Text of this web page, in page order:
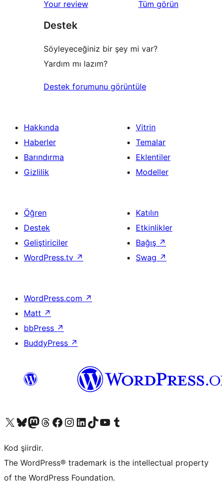
Your review Tüm değerlendirmeleri
görün
Destek
Söyleyeceğiniz bir şey mi var?
Yardım mı lazım?
Destek forumunu görüntüle
Hakkında
Haberler
Barındırma
Gizlilik
Vitrin
Temalar
Eklentiler
Modeller
Öğren
Destek
Geliştiriciler
WordPress.tv ↗
Katılın
Etkinlikler
Bağış ↗
Swag ↗
WordPress.com ↗
Matt ↗
bbPress ↗
BuddyPress ↗
X (eski Twitter) hesabımıza bakın
Bluesky hesabımızı ziyaret edinMastodon hesabımızı ziyaret edinThreads hesabımızı ziyaret edinFacebook sayfamızı ziyaret edinInstagram hesabımızı ziyaret edinLinkedIn hesabımızı ziyaret edinTikTok hesabımızı ziyaret edinYouTube kanalımızı ziyaret edinTumblr hesabımızı ziyaret edin
Kod şiirdir.
The WordPress® trademark is the intellectual property
of the WordPress Foundation.